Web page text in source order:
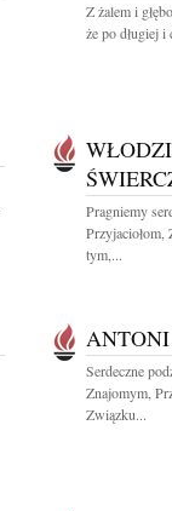
Z żalem i
że po długiej i
Pragniemy
Przyjaciołom,
tym,...
Serdeczne
Znajomym,
Związku...